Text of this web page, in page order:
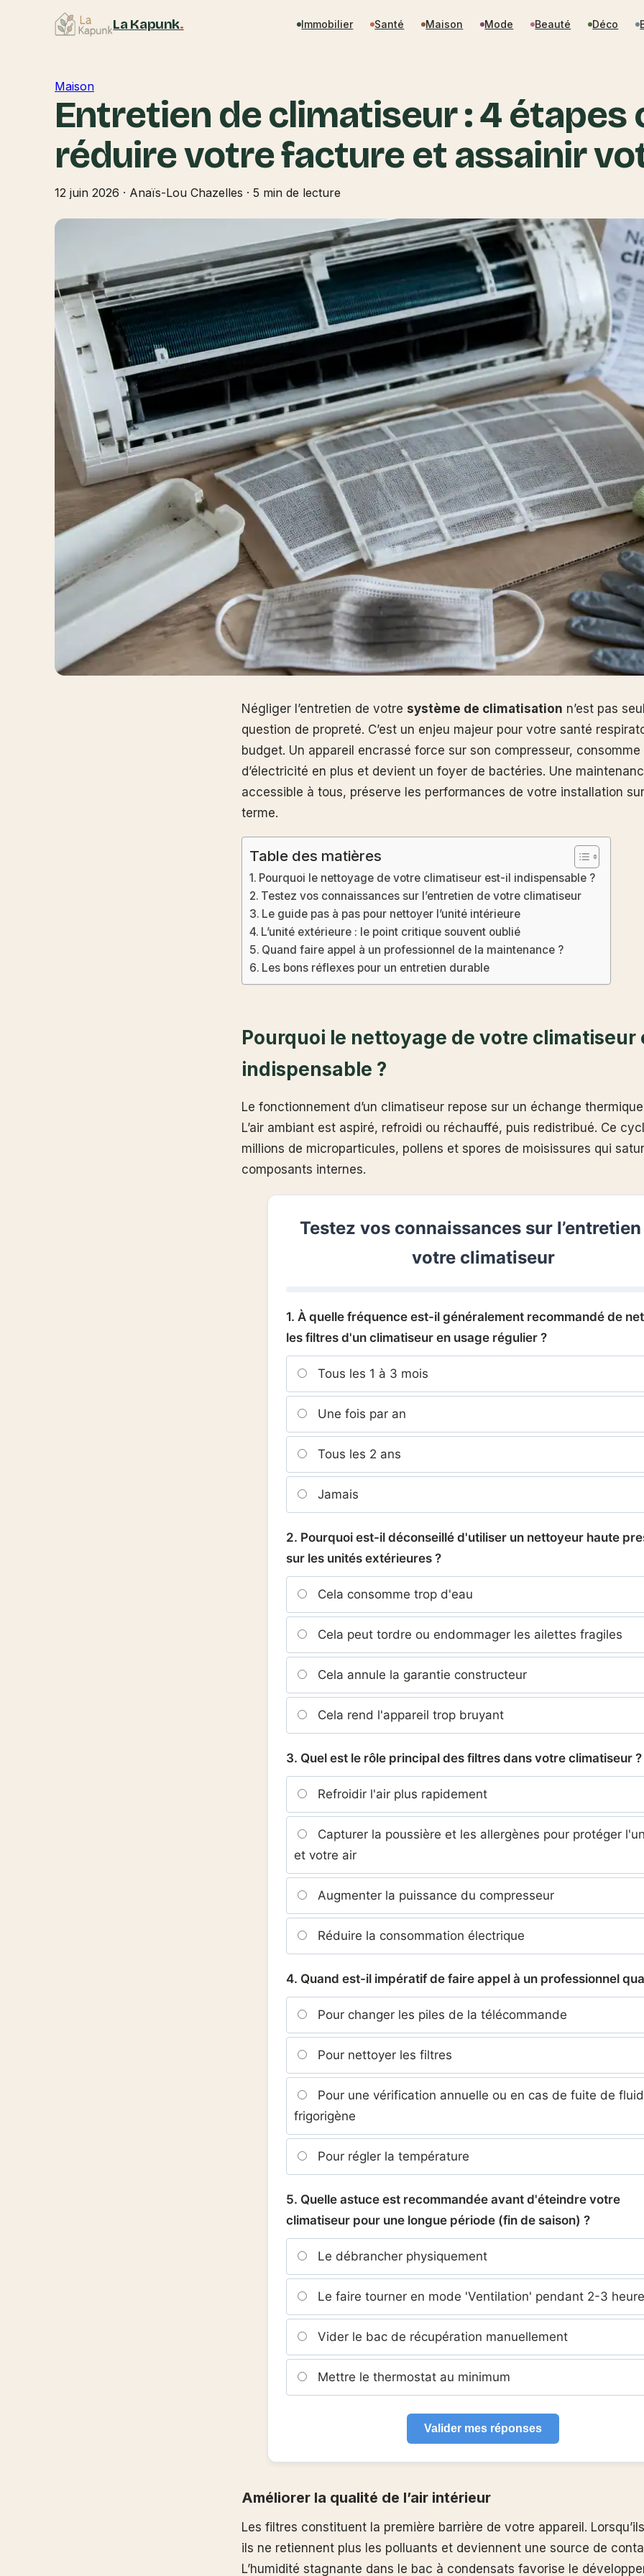
La Kapunk. Immobilier Santé Maison Mode Beauté Déco
Maison
Entretien de climatiseur : 4 étapes
réduire votre facture et assainir
12 juin 2026 · Anaïs-Lou Chazelles · 5 min de lecture
Négliger l’entretien de votre système de climatisation n’est pas
question de propreté. C’est un enjeu majeur pour votre santé
budget. Un appareil encrassé force sur son compresseur, consomme
d’électricité en plus et devient un foyer de bactéries. Une
accessible à tous, préserve les performances de votre installation
terme.
Table des matières
Pourquoi le nettoyage de votre climatiseur est-il indispensable ?
Testez vos connaissances sur l’entretien de votre climatiseur
Le guide pas à pas pour nettoyer l’unité intérieure
L’unité extérieure : le point critique souvent oublié
Quand faire appel à un professionnel de la maintenance ?
Les bons réflexes pour un entretien durable
Pourquoi le nettoyage de votre climatiseur
indispensable ?
Le fonctionnement d’un climatiseur repose sur un échange
L’air ambiant est aspiré, refroidi ou réchauffé, puis redistribué. Ce
millions de microparticules, pollens et spores de moisissures qui
composants internes.
Testez vos connaissances sur
votre climatiseur
1. À quelle fréquence est-il généralement recommandé de
les filtres d'un climatiseur en usage régulier ?
Tous les 1 à 3 mois
Une fois par an
Tous les 2 ans
Jamais
2. Pourquoi est-il déconseillé d'utiliser un nettoyeur haute
sur les unités extérieures ?
Cela consomme trop d'eau
Cela peut tordre ou endommager les ailettes fragiles
Cela annule la garantie constructeur
Cela rend l'appareil trop bruyant
3. Quel est le rôle principal des filtres dans votre climatiseur ?
Refroidir l'air plus rapidement
Capturer la poussière et les allergènes pour protéger
et votre air
Augmenter la puissance du compresseur
Réduire la consommation électrique
4. Quand est-il impératif de faire appel à un professionnel
Pour changer les piles de la télécommande
Pour nettoyer les filtres
Pour une vérification annuelle ou en cas de fuite de
frigorigène
Pour régler la température
5. Quelle astuce est recommandée avant d'éteindre votre
climatiseur pour une longue période (fin de saison) ?
Le débrancher physiquement
Le faire tourner en mode 'Ventilation' pendant 2-3
Vider le bac de récupération manuellement
Mettre le thermostat au minimum
Valider mes réponses
Améliorer la qualité de l’air intérieur
Les filtres constituent la première barrière de votre appareil.
ils ne retiennent plus les polluants et deviennent une source de
L’humidité stagnante dans le bac à condensats favorise le